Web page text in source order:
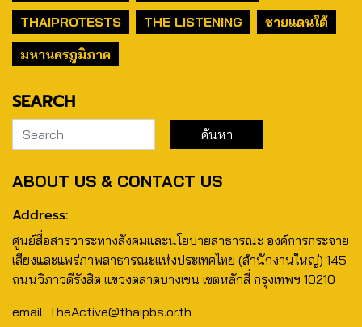
THAIPROTESTS
THE LISTENING
ชายแดนใต้
มหานครภูมิภาค
SEARCH
ABOUT US & CONTACT US
Address:
ศูนย์สื่อสารวาระทางสังคมและนโยบายสาธารณะ องค์การกระจาย
เสียงและแพร่ภาพสาธารณะแห่งประเทศไทย (สำนักงานใหญ่) 145
ถนนวิภาวดีรังสิต แขวงตลาดบางเขน เขตหลักสี่ กรุงเทพฯ 10210
email: TheActive@thaipbs.or.th